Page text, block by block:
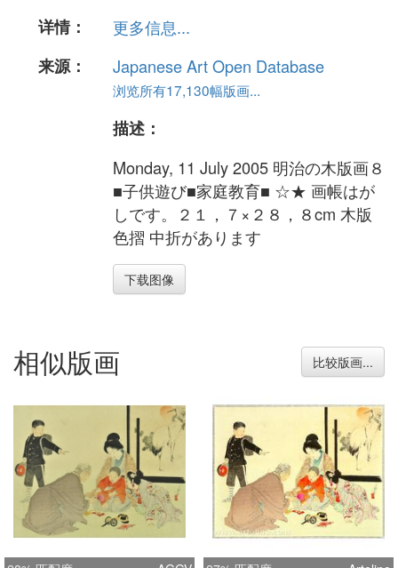
详情：
更多信息...
来源：
Japanese Art Open Database
浏览所有17,130幅版画...
描述：
Monday, 11 July 2005 明治の木版画８
■子供遊び■家庭教育■ ☆★ 画帳はが
しです。２１，７×２８，８cm 木版
色摺 中折があります
下载图像
相似版画 比较版画...